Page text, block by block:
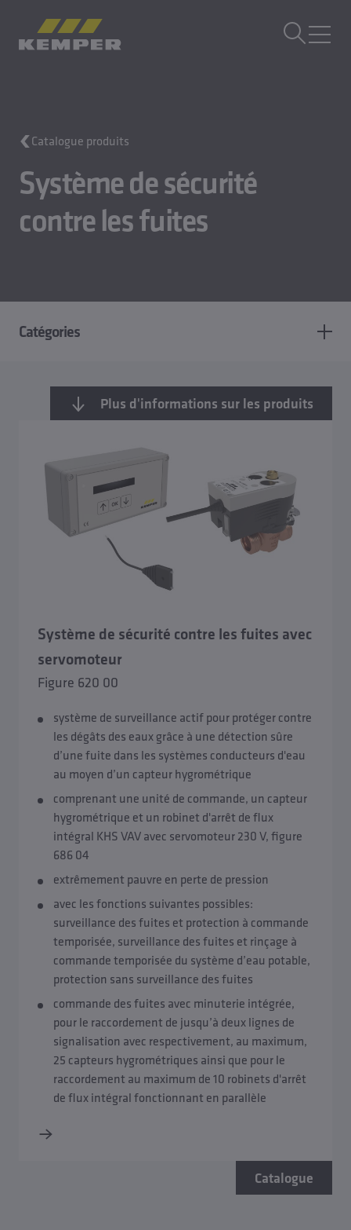
Moulages
Produits laminés
Entreprise
FR| CH sélecteur de langue
Catalogue produits
Système de sécurité
contre les fuites
Catégories
Aperçu Robinets de sûreté
Clapet anti-retour et clapet anti-retour combiné
Disconnecteur CA
Stations de séparation et de sécurité
Plus d'informations sur les produits
Système de sécurité contre les fuites avec
servomoteur
Figure 620 00
système de surveillance actif pour protéger contre
les dégâts des eaux grâce à une détection sûre
d’une fuite dans les systèmes conducteurs d'eau
au moyen d’un capteur hygrométrique
comprenant une unité de commande, un capteur
hygrométrique et un robinet d'arrêt de flux
intégral KHS VAV avec servomoteur 230 V, figure
686 04
extrêmement pauvre en perte de pression
avec les fonctions suivantes possibles:
surveillance des fuites et protection à commande
temporisée, surveillance des fuites et rinçage à
commande temporisée du système d’eau potable,
protection sans surveillance des fuites
commande des fuites avec minuterie intégrée,
pour le raccordement de jusqu’à deux lignes de
signalisation avec respectivement, au maximum,
25 capteurs hygrométriques ainsi que pour le
raccordement au maximum de 10 robinets d'arrêt
de flux intégral fonctionnant en parallèle
Catalogue